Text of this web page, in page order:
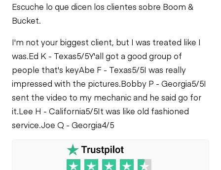
Limited Function
Check
Fuel Leaks
Cooling System
Limited Function
Limited Function
Check - Brakes
Escuche lo que dicen los clientes sobre Boom &
Bucket.
I'm not your biggest client, but I was treated like I
was.Ed K - Texas5/5Y'all got a good group of
people that's keyAbe F - Texas5/5I was really
impressed with the pictures.Bobby P - Georgia5/5I
sent the video to my mechanic and he said go for
it.Lee H - California5/5It was like old fashioned
service.Joe Q - Georgia4/5